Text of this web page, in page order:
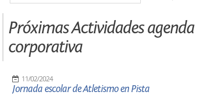
Próximas Actividades agenda
corporativa
11/02/2024
Jornada escolar de Atletismo en Pista